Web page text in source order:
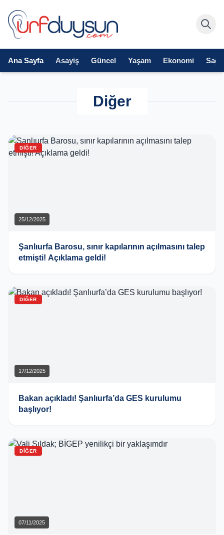
Ana Sayfa Asayiş Güncel Yaşam Ekonomi
Diğer
DIĞER
25/12/2025
Şanlıurfa Barosu, sınır kapılarının açılmasını talep
etmişti! Açıklama geldi!
DIĞER
17/12/2025
Bakan açıkladı! Şanlıurfa’da GES kurulumu
başlıyor!
DIĞER
07/11/2025